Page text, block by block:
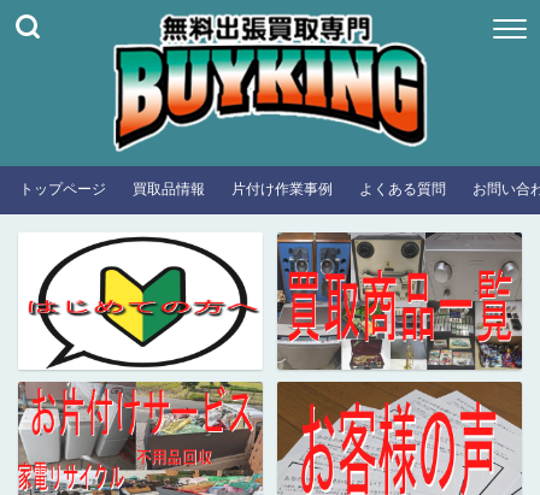
トップページ 買取品情報 片付け作業事例 よくある質問 お問い合